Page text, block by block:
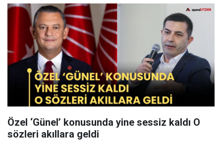
Özel ‘Günel’ konusunda yine sessiz kaldı O
sözleri akıllara geldi